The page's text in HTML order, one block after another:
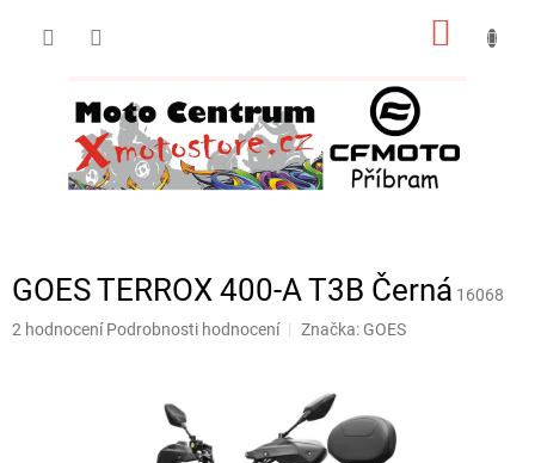
GOES TERROX 400-A T3B Černá 16068
Průměrné
2 hodnocení Podrobnosti hodnocení Značka: GOES